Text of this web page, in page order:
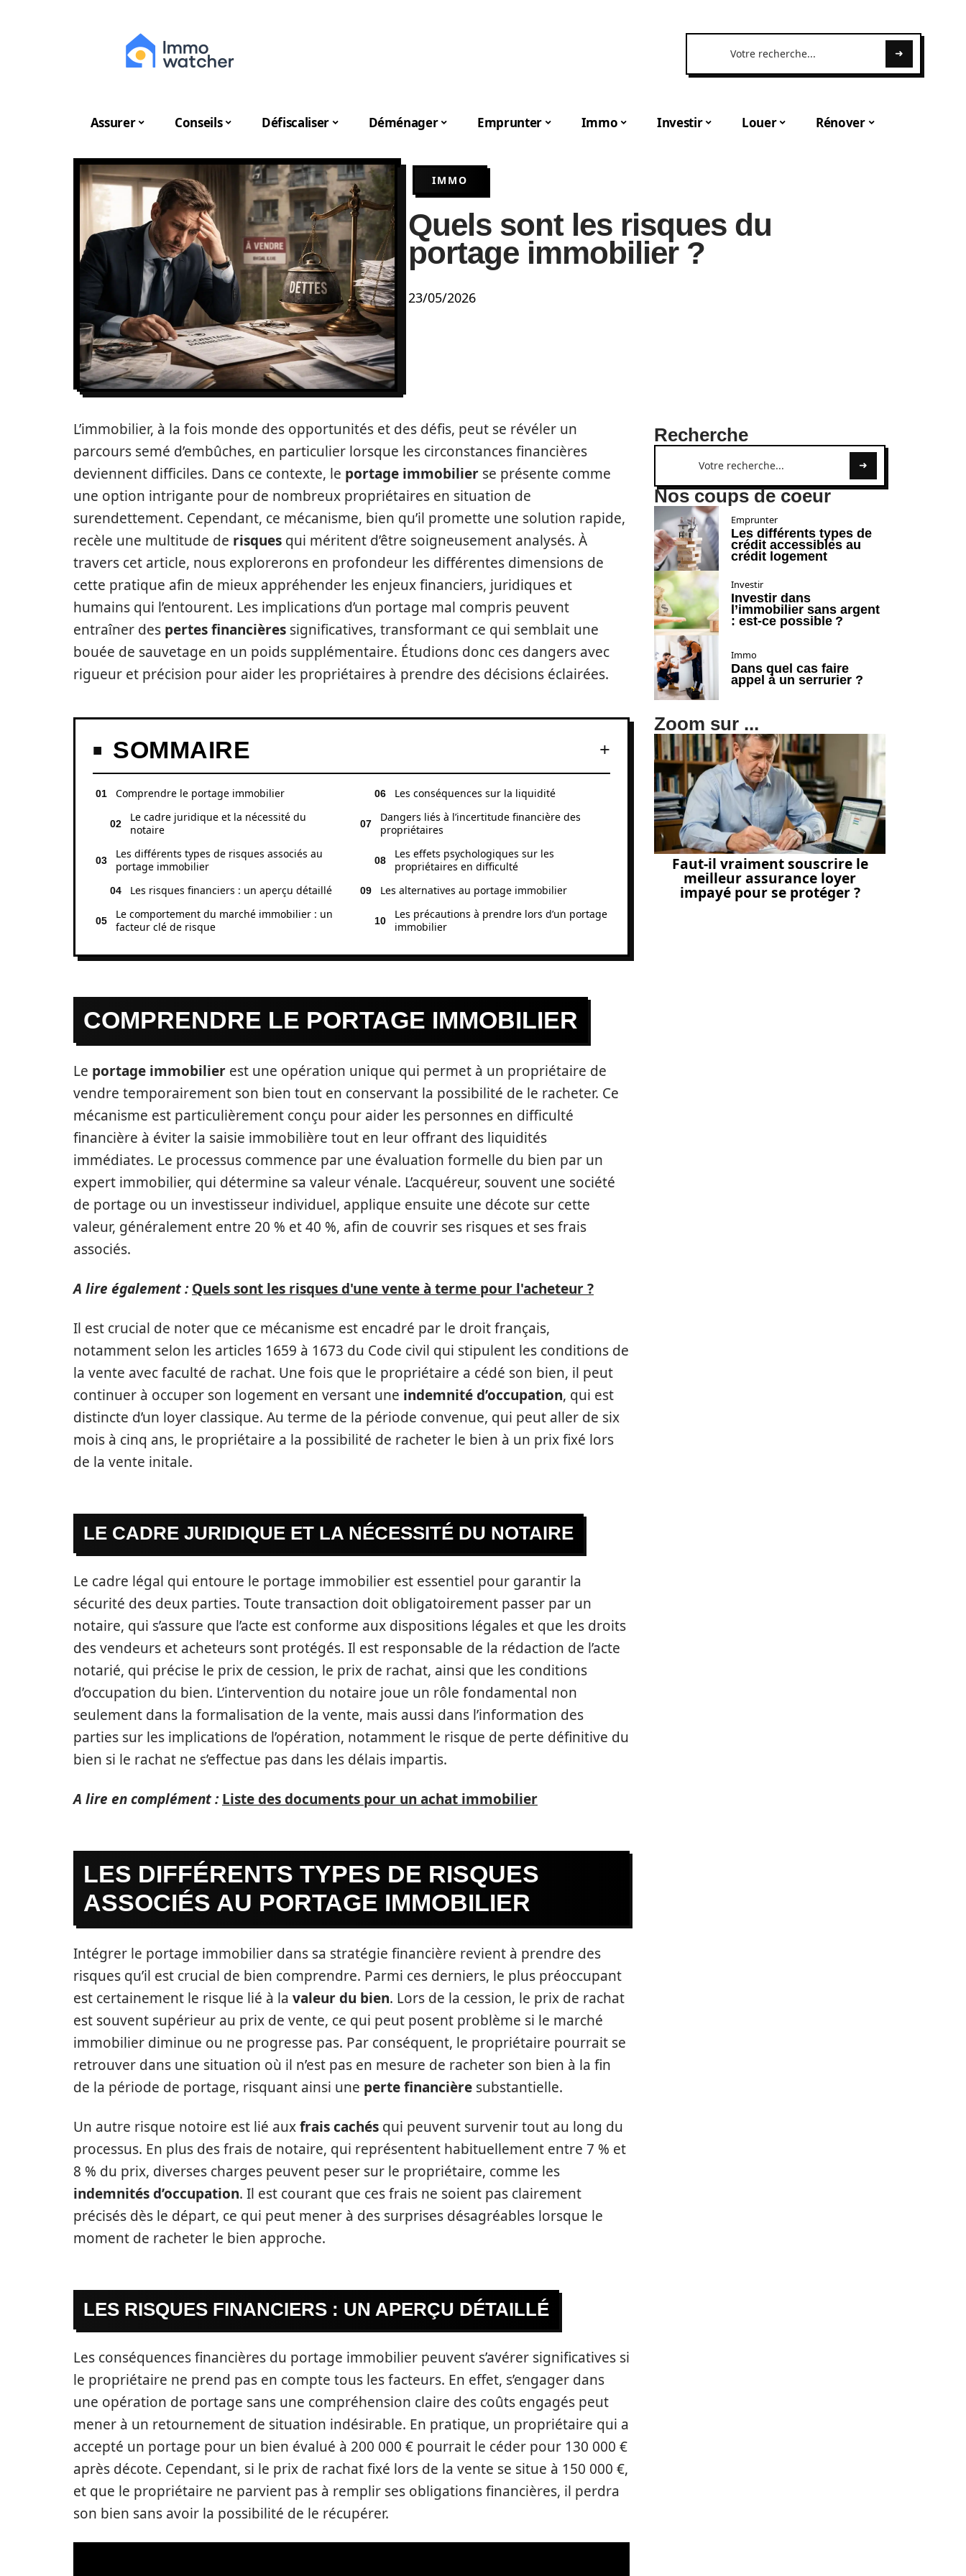
Assurer Conseils Défiscaliser Déménager Emprunter Immo Investir Louer Rénover
IMMO
Quels sont les risques du
portage immobilier ?
23/05/2026
L’immobilier, à la fois monde des opportunités et des défis, peut se révéler un
parcours semé d’embûches, en particulier lorsque les circonstances financières
deviennent difficiles. Dans ce contexte, le portage immobilier se présente comme
une option intrigante pour de nombreux propriétaires en situation de
surendettement. Cependant, ce mécanisme, bien qu’il promette une solution rapide,
recèle une multitude de risques qui méritent d’être soigneusement analysés. À
travers cet article, nous explorerons en profondeur les différentes dimensions de
cette pratique afin de mieux appréhender les enjeux financiers, juridiques et
humains qui l’entourent. Les implications d’un portage mal compris peuvent
entraîner des pertes financières significatives, transformant ce qui semblait une
bouée de sauvetage en un poids supplémentaire. Étudions donc ces dangers avec
rigueur et précision pour aider les propriétaires à prendre des décisions éclairées.
SOMMAIRE
Comprendre le portage immobilier
Le cadre juridique et la nécessité du
notaire
Les différents types de risques associés au
portage immobilier
Les risques financiers : un aperçu détaillé
Le comportement du marché immobilier : un
facteur clé de risque
Les conséquences sur la liquidité
Dangers liés à l’incertitude financière des
propriétaires
Les effets psychologiques sur les
propriétaires en difficulté
Les alternatives au portage immobilier
Les précautions à prendre lors d’un portage
immobilier
COMPRENDRE LE PORTAGE IMMOBILIER
Le portage immobilier est une opération unique qui permet à un propriétaire de
vendre temporairement son bien tout en conservant la possibilité de le racheter. Ce
mécanisme est particulièrement conçu pour aider les personnes en difficulté
financière à éviter la saisie immobilière tout en leur offrant des liquidités
immédiates. Le processus commence par une évaluation formelle du bien par un
expert immobilier, qui détermine sa valeur vénale. L’acquéreur, souvent une société
de portage ou un investisseur individuel, applique ensuite une décote sur cette
valeur, généralement entre 20 % et 40 %, afin de couvrir ses risques et ses frais
associés.
A lire également : Quels sont les risques d'une vente à terme pour l'acheteur ?
Il est crucial de noter que ce mécanisme est encadré par le droit français,
notamment selon les articles 1659 à 1673 du Code civil qui stipulent les conditions de
la vente avec faculté de rachat. Une fois que le propriétaire a cédé son bien, il peut
continuer à occuper son logement en versant une indemnité d’occupation, qui est
distincte d’un loyer classique. Au terme de la période convenue, qui peut aller de six
mois à cinq ans, le propriétaire a la possibilité de racheter le bien à un prix fixé lors
de la vente initale.
LE CADRE JURIDIQUE ET LA NÉCESSITÉ DU NOTAIRE
Le cadre légal qui entoure le portage immobilier est essentiel pour garantir la
sécurité des deux parties. Toute transaction doit obligatoirement passer par un
notaire, qui s’assure que l’acte est conforme aux dispositions légales et que les droits
des vendeurs et acheteurs sont protégés. Il est responsable de la rédaction de l’acte
notarié, qui précise le prix de cession, le prix de rachat, ainsi que les conditions
d’occupation du bien. L’intervention du notaire joue un rôle fondamental non
seulement dans la formalisation de la vente, mais aussi dans l’information des
parties sur les implications de l’opération, notamment le risque de perte définitive du
bien si le rachat ne s’effectue pas dans les délais impartis.
A lire en complément : Liste des documents pour un achat immobilier
LES DIFFÉRENTS TYPES DE RISQUES
ASSOCIÉS AU PORTAGE IMMOBILIER
Intégrer le portage immobilier dans sa stratégie financière revient à prendre des
risques qu’il est crucial de bien comprendre. Parmi ces derniers, le plus préoccupant
est certainement le risque lié à la valeur du bien. Lors de la cession, le prix de rachat
est souvent supérieur au prix de vente, ce qui peut posent problème si le marché
immobilier diminue ou ne progresse pas. Par conséquent, le propriétaire pourrait se
retrouver dans une situation où il n’est pas en mesure de racheter son bien à la fin
de la période de portage, risquant ainsi une perte financière substantielle.
Un autre risque notoire est lié auxfrais cachés qui peuvent survenir tout au long du
processus. En plus des frais de notaire, qui représentent habituellement entre 7 % et
8 % du prix, diverses charges peuvent peser sur le propriétaire, comme les
indemnités d’occupation. Il est courant que ces frais ne soient pas clairement
précisés dès le départ, ce qui peut mener à des surprises désagréables lorsque le
moment de racheter le bien approche.
LES RISQUES FINANCIERS : UN APERÇU DÉTAILLÉ
Les conséquences financières du portage immobilier peuvent s’avérer significatives si
le propriétaire ne prend pas en compte tous les facteurs. En effet, s’engager dans
une opération de portage sans une compréhension claire des coûts engagés peut
mener à un retournement de situation indésirable. En pratique, un propriétaire qui a
accepté un portage pour un bien évalué à 200 000 € pourrait le céder pour 130 000 €
après décote. Cependant, si le prix de rachat fixé lors de la vente se situe à 150 000 €,
et que le propriétaire ne parvient pas à remplir ses obligations financières, il perdra
son bien sans avoir la possibilité de le récupérer.
Recherche
Nos coups de coeur
Emprunter
Les différents types de
crédit accessibles au
crédit logement
Investir
Investir dans
l’immobilier sans argent
: est-ce possible ?
Immo
Dans quel cas faire
appel à un serrurier ?
Zoom sur ...
Faut-il vraiment souscrire le
meilleur assurance loyer
impayé pour se protéger ?